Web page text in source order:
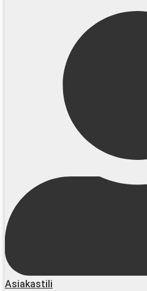
Asiakastili